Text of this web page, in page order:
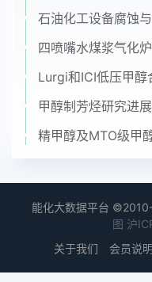
甲醇制芳烃研究进展
能化大数据平台
图 沪
关于我们
会员说明